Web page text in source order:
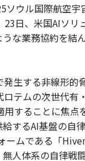
ソウル国際航空宇
23日、米国AIソリ
な業務協約を結
生する非線形的
ロテムの次世代有
することに焦点
するAI基盤の自
ームである「
人体系の自律戦